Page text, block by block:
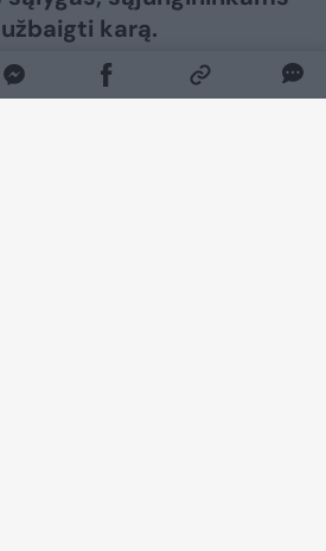
karą.​​​​​​​​​​​​​​​​​​​​​​​​​​​